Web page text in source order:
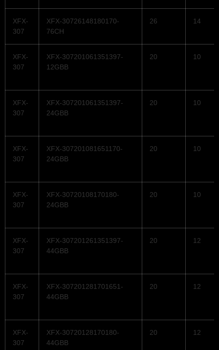
XFX-
307
XFX-30726148180170-
76CH
26 14
XFX-
307
XFX-307201061351397-
12GBB
20 10
XFX-
307
XFX-307201061351397-
24GBB
20 10
XFX-
307
XFX-307201081651170-
24GBB
20 10
XFX-
307
XFX-30720108170180-
24GBB
20 10
XFX-
307
XFX-307201261351397-
44GBB
20 12
XFX-
307
XFX-307201281701651-
44GBB
20 12
XFX-
307
XFX-30720128170180-
44GBB
20 12